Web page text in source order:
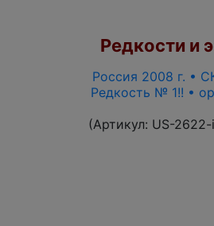
Редкости и
Россия 2008 г. •
Редкость № 1!! •
(Артикул: US-